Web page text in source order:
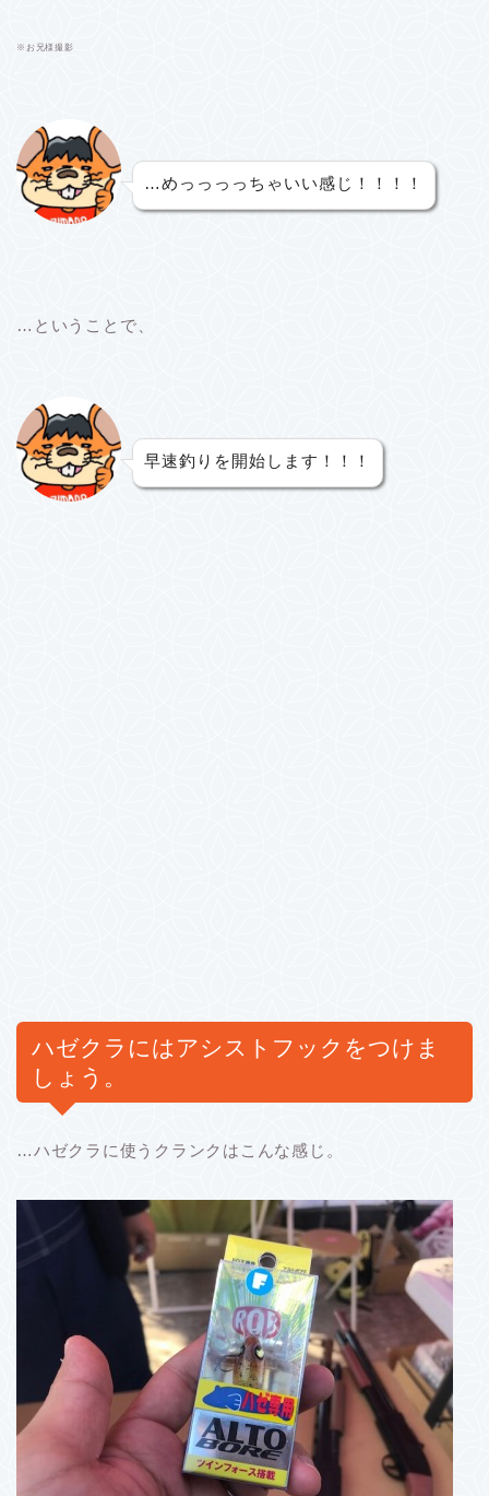
※ お兄様撮影
…めっっっっちゃいい感じ！！！！
…ということで、
早速釣りを開始します！！！
ハゼクラにはアシストフックをつけま
しょう。
…ハゼクラに使うクランクはこんな感じ。